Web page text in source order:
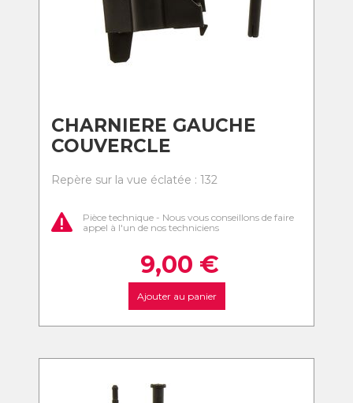
CHARNIERE GAUCHE
COUVERCLE
Repère sur la vue éclatée : 132
Pièce technique - Nous vous conseillons de faire
appel à l'un de nos techniciens
9,00 €
Ajouter au panier